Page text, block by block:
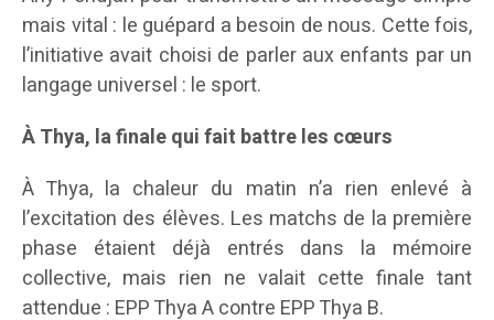
mais vital : le guépard a besoin de nous. Cette fois,
l’initiative avait choisi de parler aux enfants par un
langage universel : le sport.
À Thya, la finale qui fait battre les cœurs
À Thya, la chaleur du matin n’a rien enlevé à
l’excitation des élèves. Les matchs de la première
phase étaient déjà entrés dans la mémoire
collective, mais rien ne valait cette finale tant
attendue : EPP Thya A contre EPP Thya B.